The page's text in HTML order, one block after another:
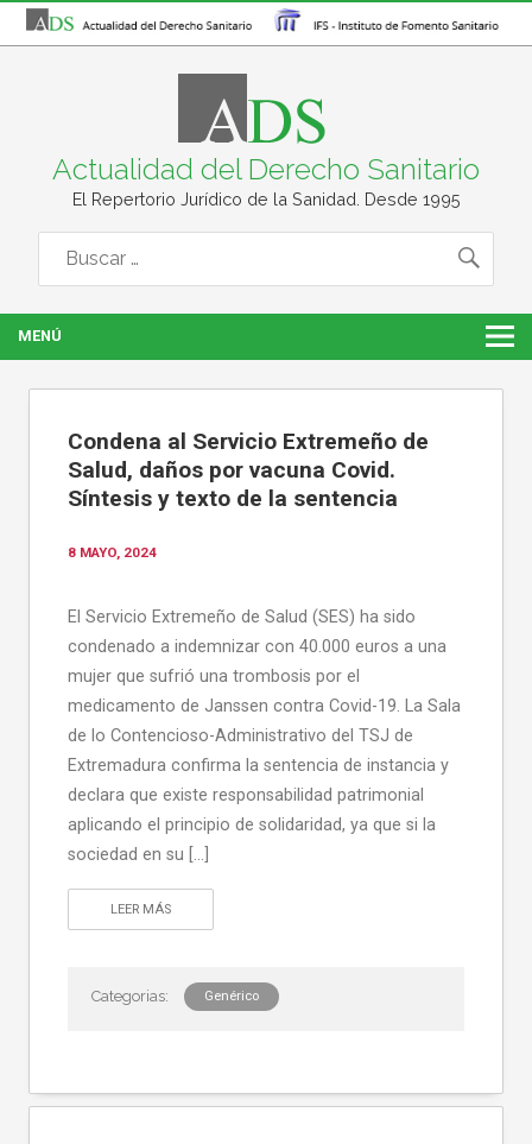
Actualidad del Derecho Sanitario
El Repertorio Jurídico de la Sanidad. Desde 1995
MENÚ
Condena al Servicio Extremeño de
Salud, daños por vacuna Covid.
Síntesis y texto de la sentencia
8 MAYO, 2024
El Servicio Extremeño de Salud (SES) ha sido
condenado a indemnizar con 40.000 euros a una
mujer que sufrió una trombosis por el
medicamento de Janssen contra Covid-19. La Sala
de lo Contencioso-Administrativo del TSJ de
Extremadura confirma la sentencia de instancia y
declara que existe responsabilidad patrimonial
aplicando el principio de solidaridad, ya que si la
sociedad en su […]
LEER MÁS
Genérico